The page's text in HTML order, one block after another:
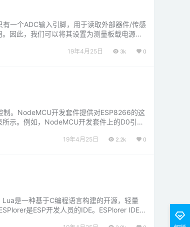
一个ADC输入引脚，用于读取外部器件/传感
因此，我们可以将其设置为测量板载电源电
19年4月25日 3k 0
制。NodeMCU开发套件提供对ESP8266的这
示。例如，NodeMCU开发套件上的D0引脚
19年4月25日 2.2k 0
是一种基于C编程语言构建的开源，轻量
是ESP开发人员的IDE。ESPlorer IDE